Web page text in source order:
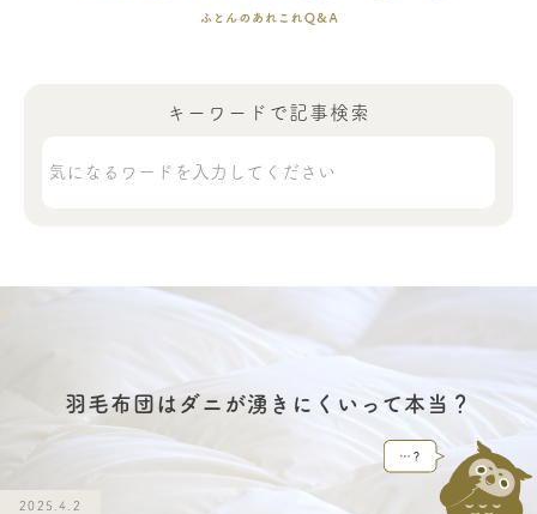
キーワードで記事検索
羽毛布団はダニが湧きにくいって本当？
2025.4.2